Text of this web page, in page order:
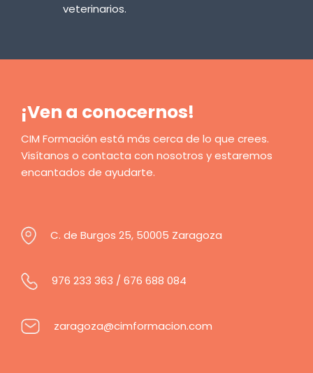
veterinarios.
¡Ven a conocernos!
CIM Formación está más cerca de lo que crees.
Visítanos o contacta con nosotros y estaremos
encantados de ayudarte.
C. de Burgos 25, 50005 Zaragoza
976 233 363 / 676 688 084
zaragoza@cimformacion.com